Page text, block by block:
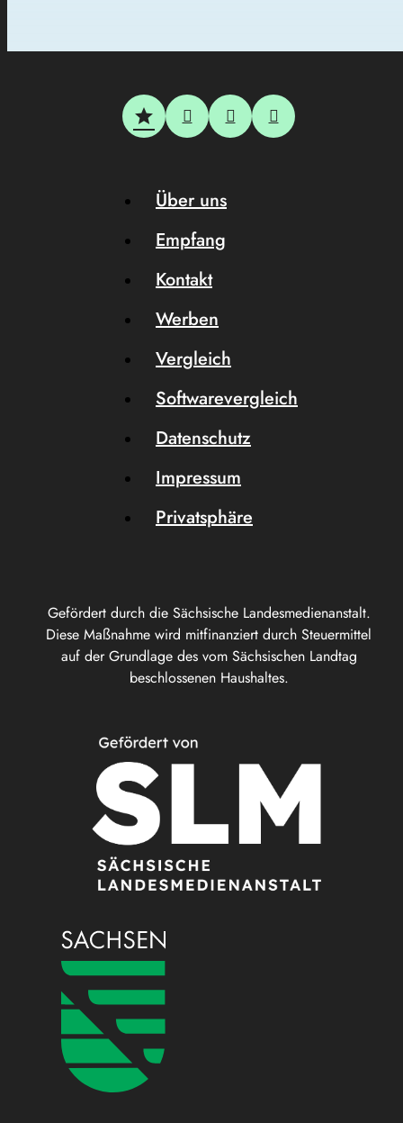
Gefördert durch die Sächsische Landesmedienanstalt.
Diese Maßnahme wird mitfinanziert durch Steuermittel
auf der Grundlage des vom Sächsischen Landtag
beschlossenen Haushaltes.
Über uns
Empfang
Kontakt
Werben
Vergleich
Softwarevergleich
Datenschutz
Impressum
Privatsphäre